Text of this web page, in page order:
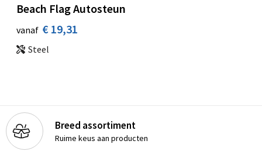
Beach Flag Autosteun
vanaf € 19,31
Steel
Breed assortiment
Ruime keus aan producten